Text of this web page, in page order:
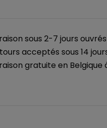
sous 2-7 jours ouvrés
acceptés sous 14
gratuite en